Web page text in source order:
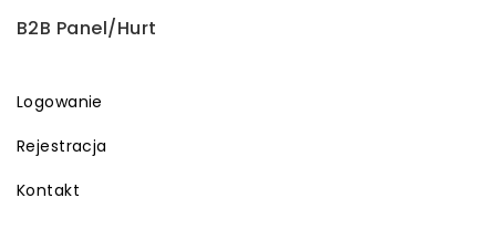
B2B Panel/Hurt
Logowanie
Rejestracja
Kontakt